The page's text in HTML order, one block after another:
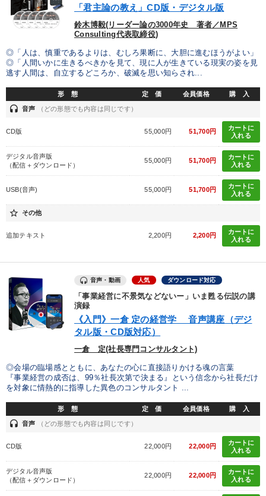
「君主論の教え」CD版・デジタル版
鈴木博毅(リーダー論の3000年史 著者／MPS
Consulting代表取締役)
◎「人は、慎重であるよりは、むしろ果断に、大胆に進むほうがよい」
◎「人間いかに生きるべきかを見て、現に人が生きている現実の姿を見
逃す人間は、自立するどころか、破滅を思い知らされ...
形 態 定 価 会員価格 購 入
headset 音声 （どの形態でも内容は同じです）
CD版 55,000円 51,700円
カートに
入れる
デジタル音声版
（配信＋ダウンロード）
55,000円 51,700円
カートに
入れる
USB(音声) 55,000円 51,700円
カートに
入れる
star_border その他
追加テキスト 2,200円 2,200円
カートに
入れる
音声・動画 人気 ダウンロード対応
「事業経営に不景気などないー」いま甦る伝説の講
演録
《入門》一倉 定の経営学 音声講座（デジ
タル版・CD版対応）
一倉 定(社長専門コンサルタント)
◎会場の臨場感とともに、あなたの心に直接語りかける魂の言葉
『事業経営の成否は、99％社長次第で決まる』という信念から社長だけ
を対象に情熱的に指導した異色のコンサルタント ...
形 態 定 価 会員価格 購 入
headset 音声 （どの形態でも内容は同じです）
CD版 22,000円 22,000円
カートに
入れる
デジタル音声版
（配信＋ダウンロード）
22,000円 22,000円
カートに
入れる